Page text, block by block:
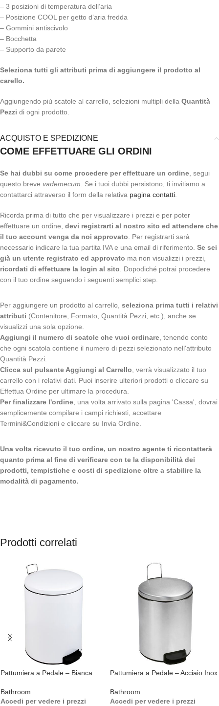
– 3 posizioni di temperatura dell’aria
– Posizione COOL per getto d’aria fredda
– Gommini antiscivolo
– Bocchetta
– Supporto da parete
Seleziona tutti gli attributi prima di aggiungere il prodotto al
carello.
Aggiungendo più scatole al carrello, selezioni multipli della Quantità
Pezzi di ogni prodotto.
ACQUISTO E SPEDIZIONE
COME EFFETTUARE GLI ORDINI
Se hai dubbi su come procedere per effettuare un ordine, segui
questo breve vademecum. Se i tuoi dubbi persistono, ti invitiamo a
contattarci attraverso il form della relativa pagina contatti.
Ricorda prima di tutto che per visualizzare i prezzi e per poter
effettuare un ordine, devi registrarti al nostro sito ed attendere che
il tuo account venga da noi approvato. Per registrarti sarà
necessario indicare la tua partita IVA e una email di riferimento. Se sei
già un utente registrato ed approvato ma non visualizzi i prezzi,
ricordati di effettuare la login al sito. Dopodiché potrai procedere
con il tuo ordine seguendo i seguenti semplici step.
Per aggiungere un prodotto al carrello, seleziona prima tutti i relativi
attributi (Contenitore, Formato, Quantità Pezzi, etc.), anche se
visualizzi una sola opzione.
Aggiungi il numero di scatole che vuoi ordinare, tenendo conto
che ogni scatola contiene il numero di pezzi selezionato nell'attributo
Quantità Pezzi.
Clicca sul pulsante Aggiungi al Carrello, verrà visualizzato il tuo
carrello con i relativi dati. Puoi inserire ulteriori prodotti o cliccare su
Effettua Ordine per ultimare la procedura.
Per finalizzare l'ordine, una volta arrivato sulla pagina 'Cassa', dovrai
semplicemente compilare i campi richiesti, accettare
Termini&Condizioni e cliccare su Invia Ordine.
Una volta ricevuto il tuo ordine, un nostro agente ti ricontatterà
quanto prima al fine di verificare con te la disponibilità dei
prodotti, tempistiche e costi di spedizione oltre a stabilire la
modalità di pagamento.
Prodotti correlati
Pattumiera a Pedale – Bianca
Bathroom
Accedi per vedere i prezzi
Pattumiera a Pedale – Acciaio Inox
Bathroom
Accedi per vedere i prezzi